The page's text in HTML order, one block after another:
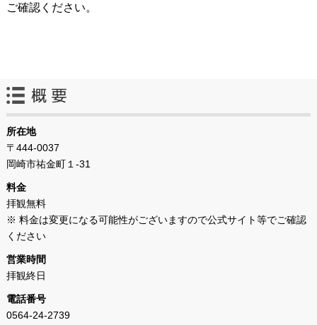
ご確認ください。
所在地
〒444-0037
岡崎市祐金町１‐31
料金
拝観無料
※ 料金は変更になる可能性がございますので公式サイト等でご確認
ください
営業時間
拝観終日
電話番号
0564‐24‐2739